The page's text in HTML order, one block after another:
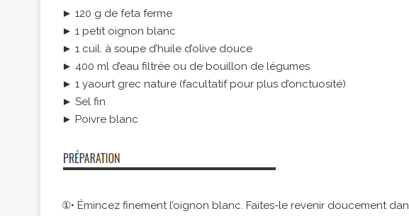
► 120 g de feta ferme
► 1 petit oignon blanc
► 1 cuil. à soupe d’huile d’olive douce
► 400 ml d’eau filtrée ou de bouillon de légumes
► 1 yaourt grec nature (facultatif pour plus d’onctuosité)
► Sel fin
► Poivre blanc
①• Émincez finement l’oignon blanc. Faites-le revenir doucement